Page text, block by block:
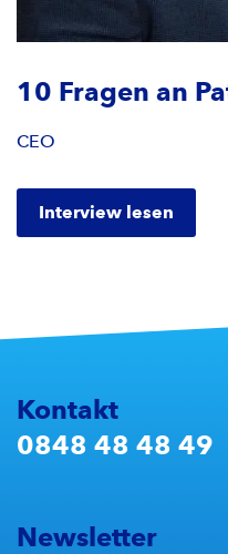
10 Fragen an
CEO
Interview lesen
Kontakt
0848 48 48 49
Newsletter